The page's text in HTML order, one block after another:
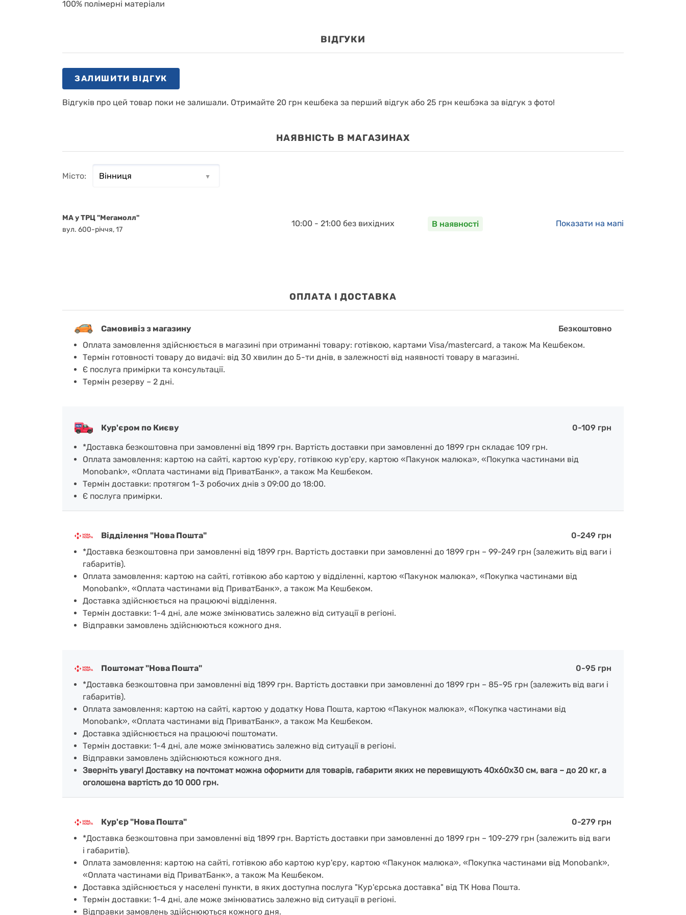
100% полімерні матеріали
ВІДГУКИ
ЗАЛИШИТИ ВІДГУК
Відгуків про цей товар поки не залишали. Отримайте 20 грн кешбека за перший відгук або 25 грн кешбэка за відгук з фото!
НАЯВНІСТЬ В МАГАЗИНАХ
Місто:
MA у ТРЦ "Мегамолл"
вул. 600-річчя, 17
10:00 - 21:00 без вихідних В наявності Показати на мапі
OПЛАТА І ДОСТАВКА
Самовивіз з магазину
Безкоштовно
Оплата замовлення здійснюється в магазині при отриманні товару: готівкою, картами Visa/mastercard, а також Ма Кешбеком.
Термін готовності товару до видачі: від 30 хвилин до 5-ти днів, в залежності від наявності товару в магазині.
Є послуга примірки та консультації.
Термін резерву – 2 дні.
Кур'єром по Києву
0-109 грн
*Доставка безкоштовна при замовленні від 1899 грн. Вартість доставки при замовленні до 1899 грн складає 109 грн.
Оплата замовлення: картою на сайті, картою кур'єру, готівкою кур'єру, картою «Пакунок малюка», «Покупка частинами від
Monobank», «Оплата частинами від ПриватБанк», а також Ма Кешбеком.
Термін доставки: протягом 1-3 робочих днів з 09:00 до 18:00.
Є послуга примірки.
Відділення "Нова Пошта"
0-249 грн
*Доставка безкоштовна при замовленні від 1899 грн. Вартість доставки при замовленні до 1899 грн – 99-249 грн (залежить від ваги і
габаритів).
Оплата замовлення: картою на сайті, готівкою або картою у відділенні, картою «Пакунок малюка», «Покупка частинами від
Monobank», «Оплата частинами від ПриватБанк», а також Ма Кешбеком.
Доставка здійснюється на працюючі відділення.
Термін доставки: 1-4 дні, але може змінюватись залежно від ситуації в регіоні.
Відправки замовлень здійснюються кожного дня.
Поштомат "Нова Пошта"
0-95 грн
*Доставка безкоштовна при замовленні від 1899 грн. Вартість доставки при замовленні до 1899 грн – 85-95 грн (залежить від ваги і
габаритів).
Оплата замовлення: картою на сайті, картою у додатку Нова Пошта, картою «Пакунок малюка», «Покупка частинами від
Monobank», «Оплата частинами від ПриватБанк», а також Ма Кешбеком.
Доставка здійснюється на працюючі поштомати.
Термін доставки: 1-4 дні, але може змінюватись залежно від ситуації в регіоні.
Відправки замовлень здійснюються кожного дня.
Зверніть увагу! Доставку на почтомат можна оформити для товарів, габарити яких не перевищують 40х60х30 см, вага – до 20 кг, а
оголошена вартість до 10 000 грн.
Кур'єр "Нова Пошта"
0-279 грн
*Доставка безкоштовна при замовленні від 1899 грн. Вартість доставки при замовленні до 1899 грн – 109-279 грн (залежить від ваги
і габаритів).
Оплата замовлення: картою на сайті, готівкою або картою кур'єру, картою «Пакунок малюка», «Покупка частинами від Monobank»,
«Оплата частинами від ПриватБанк», а також Ма Кешбеком.
Доставка здійснюється у населені пункти, в яких доступна послуга "Кур'єрська доставка" від ТК Нова Пошта.
Термін доставки: 1-4 дні, але може змінюватись залежно від ситуації в регіоні.
Відправки замовлень здійснюються кожного дня.